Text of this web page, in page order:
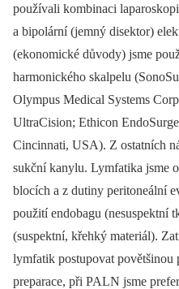
používali kombinaci
a bipolární (jemný disektor)
(ekonomické důvody) jsme
harmonického skalpelu
Olympus Medical Systems
UltraCision; Ethicon
Cincinnati, USA). Z ostatních
sukční kanylu. Lymfatika jsme
blocích a z dutiny peritoneální
použití endobagu (nesuspektní
(suspektní, křehký materiál).
lymfatik postupovat povětšinou
preparace, při PALN jsme